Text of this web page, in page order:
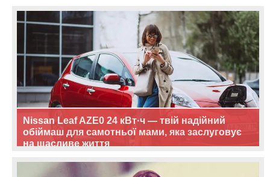
Nissan Leaf AZE0 24 кВт·ч — твій надійний
обіймаш для самотньої мами, яка заслуговує
на щасливе життя